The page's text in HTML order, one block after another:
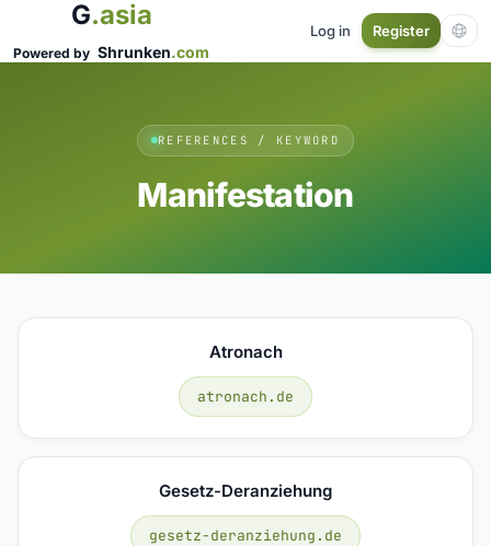
G.asia
Powered by Shrunken.com
Log in Register
REFERENCES / KEYWORD
Manifestation
Atronach
atronach.de
Gesetz-Deranziehung
gesetz-deranziehung.de